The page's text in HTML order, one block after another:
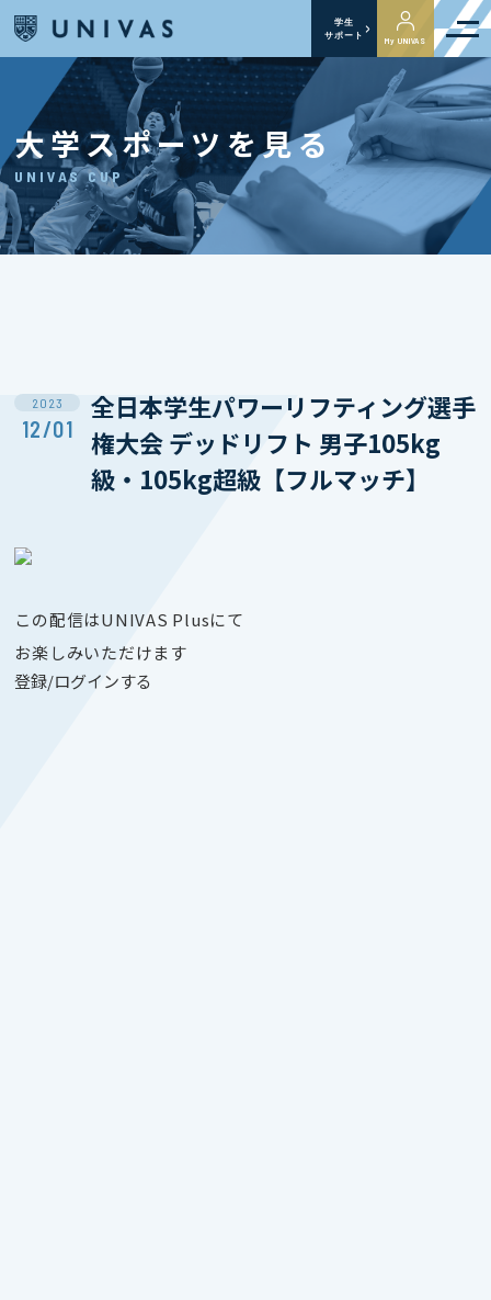
学生
サポート
My UNIVAS
大学スポーツを見る
UNIVAS CUP
2023
12/01
全日本学生パワーリフティング選手
権大会 デッドリフト 男子105kg
級・105kg超級【フルマッチ】
この配信はUNIVAS Plusにて
お楽しみいただけます
登録/ログインする